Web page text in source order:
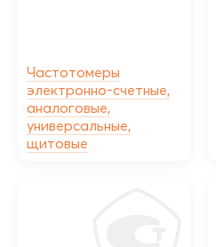
Частотомеры
электронно-счетные,
аналоговые,
универсальные,
щитовые